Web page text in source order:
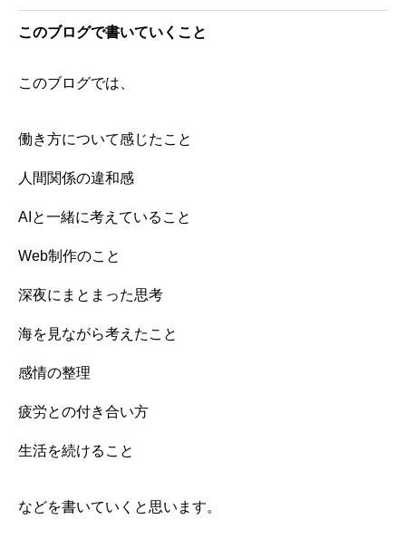
このブログで書いていくこと
このブログでは、
働き方について感じたこと
人間関係の違和感
AIと一緒に考えていること
Web制作のこと
深夜にまとまった思考
海を見ながら考えたこと
感情の整理
疲労との付き合い方
生活を続けること
などを書いていくと思います。